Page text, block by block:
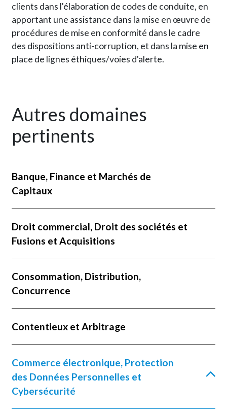
clients dans l'élaboration de codes de conduite, en
apportant une assistance dans la mise en œuvre de
procédures de mise en conformité dans le cadre
des dispositions anti-corruption, et dans la mise en
place de lignes éthiques/voies d'alerte.
Autres domaines
pertinents
Banque, Finance et Marchés de
Capitaux
Droit commercial, Droit des sociétés et
Fusions et Acquisitions
Consommation, Distribution,
Concurrence
Contentieux et Arbitrage
Commerce électronique, Protection
des Données Personnelles et
Cybersécurité